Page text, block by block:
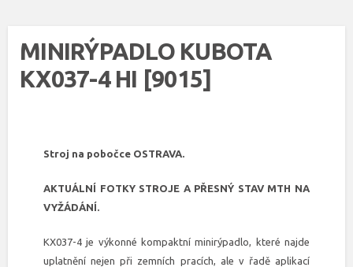
MINIRÝPADLO KUBOTA
KX037-4 HI [9015]
Stroj na pobočce OSTRAVA.
AKTUÁLNÍ FOTKY STROJE A PŘESNÝ STAV MTH NA
VYŽÁDÁNÍ.
KX037-4 je výkonné kompaktní minirýpadlo, které najde
uplatnění nejen při zemních pracích, ale v řadě aplikací